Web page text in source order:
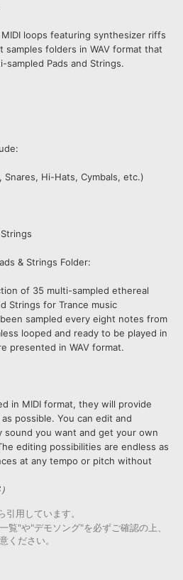
loops featuring synthesizer riffs
samples folders in WAV format that
sampled Pads and Strings.
Snares, Hi-Hats, Cymbals, etc.)
& Strings Folder:
of 35 multi-sampled ethereal
Strings for Trance music
sampled every eight notes from
looped and ready to be played in
presented in WAV format.
in MIDI format, they will provide
possible. You can edit and
sound you want and get your own
editing possibilities are endless as
at any tempo or pitch without
用しています。
覧"や"デモソング"を必ずご確認の上、
ください。